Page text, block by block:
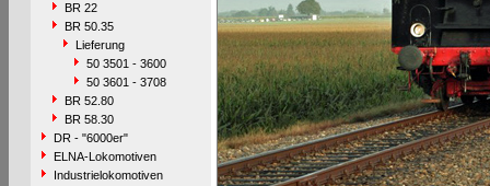
BR 22
BR 50.35
Lieferung
50 3501 - 3600
50 3601 - 3708
BR 52.80
BR 58.30
DR - "6000er"
ELNA-Lokomotiven
Industrielokomotiven